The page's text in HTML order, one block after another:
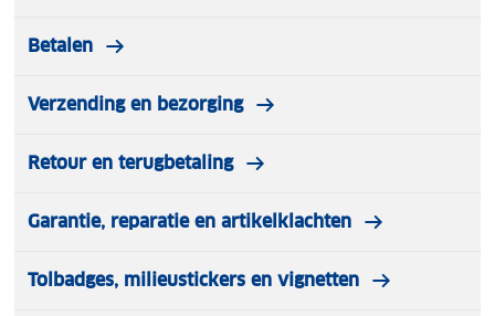
Betalen
Verzending en bezorging
Retour en terugbetaling
Garantie, reparatie en artikelklachten
Tolbadges, milieustickers en vignetten